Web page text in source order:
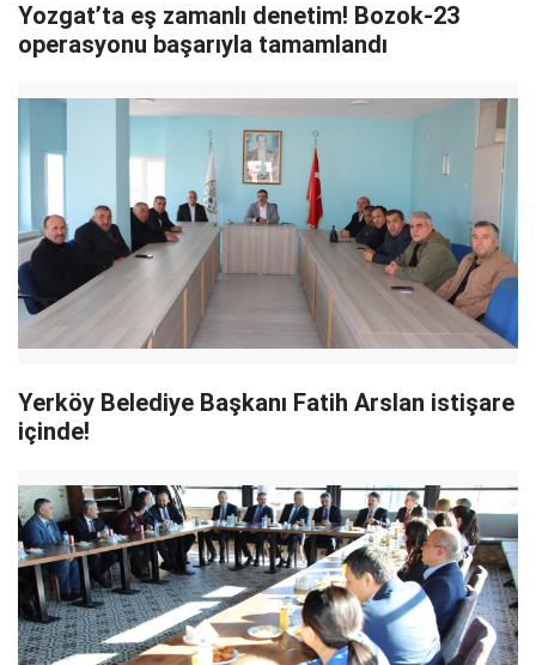
Yozgat’ta eş zamanlı denetim! Bozok-23
operasyonu başarıyla tamamlandı
Yerköy Belediye Başkanı Fatih Arslan istişare
içinde!